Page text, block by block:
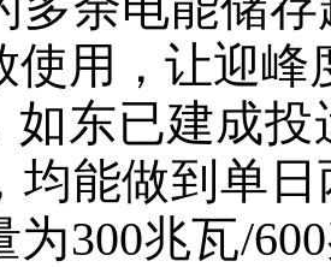
使用，让迎
如东已建成
均能做到单
为300兆瓦/